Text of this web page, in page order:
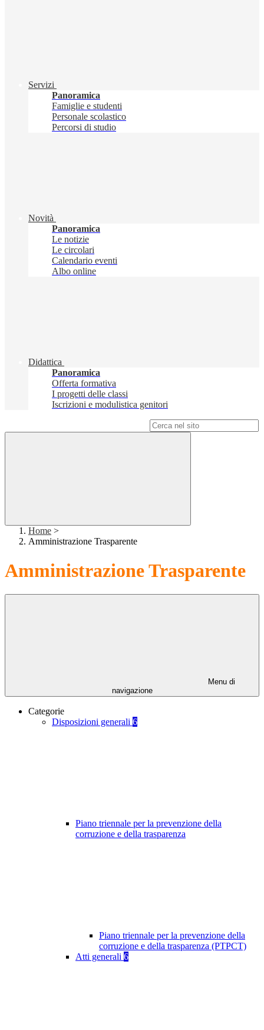
Servizi
Panoramica
Famiglie e studenti
Personale scolastico
Percorsi di studio
Novità
Panoramica
Le notizie
Le circolari
Calendario eventi
Albo online
Didattica
Panoramica
Offerta formativa
I progetti delle classi
Iscrizioni e modulistica genitori
Home >
Amministrazione Trasparente
Amministrazione Trasparente
Menu di
navigazione
Categorie
Disposizioni generali 6
Piano triennale per la prevenzione della
corruzione e della trasparenza
Piano triennale per la prevenzione della
corruzione e della trasparenza (PTPCT)
Atti generali 6